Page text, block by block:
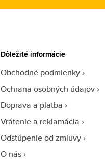
Dôležité informácie
Obchodné podmienky
Ochrana osobných údajov
Doprava a platba
Vrátenie a reklamácia
Odstúpenie od zmluvy
O nás